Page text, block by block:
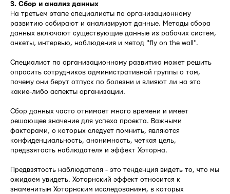
3. Сбор и анализ данных
На третьем этапе специалисты по организационному
развитию собирают и анализируют данные. Методы сбора
данных включают существующие данные из рабочих систем,
анкеты, интервью, наблюдения и метод "fly on the wall".
Специалист по организационному развитию может решить
опросить сотрудников административной группы о том,
почему они берут отпуск по болезни и влияют ли на это
какие-либо аспекты организации.
Сбор данных часто отнимает много времени и имеет
решающее значение для успеха проекта. Важными
факторами, о которых следует помнить, являются
конфиденциальность, анонимность, четкая цель,
предвзятость наблюдателя и эффект Хоторна.
Предвзятость наблюдателя - это тенденция видеть то, что мы
ожидаем увидеть. Хоторнский эффект относится к
знаменитым Хоторнским исследованиям, в которых